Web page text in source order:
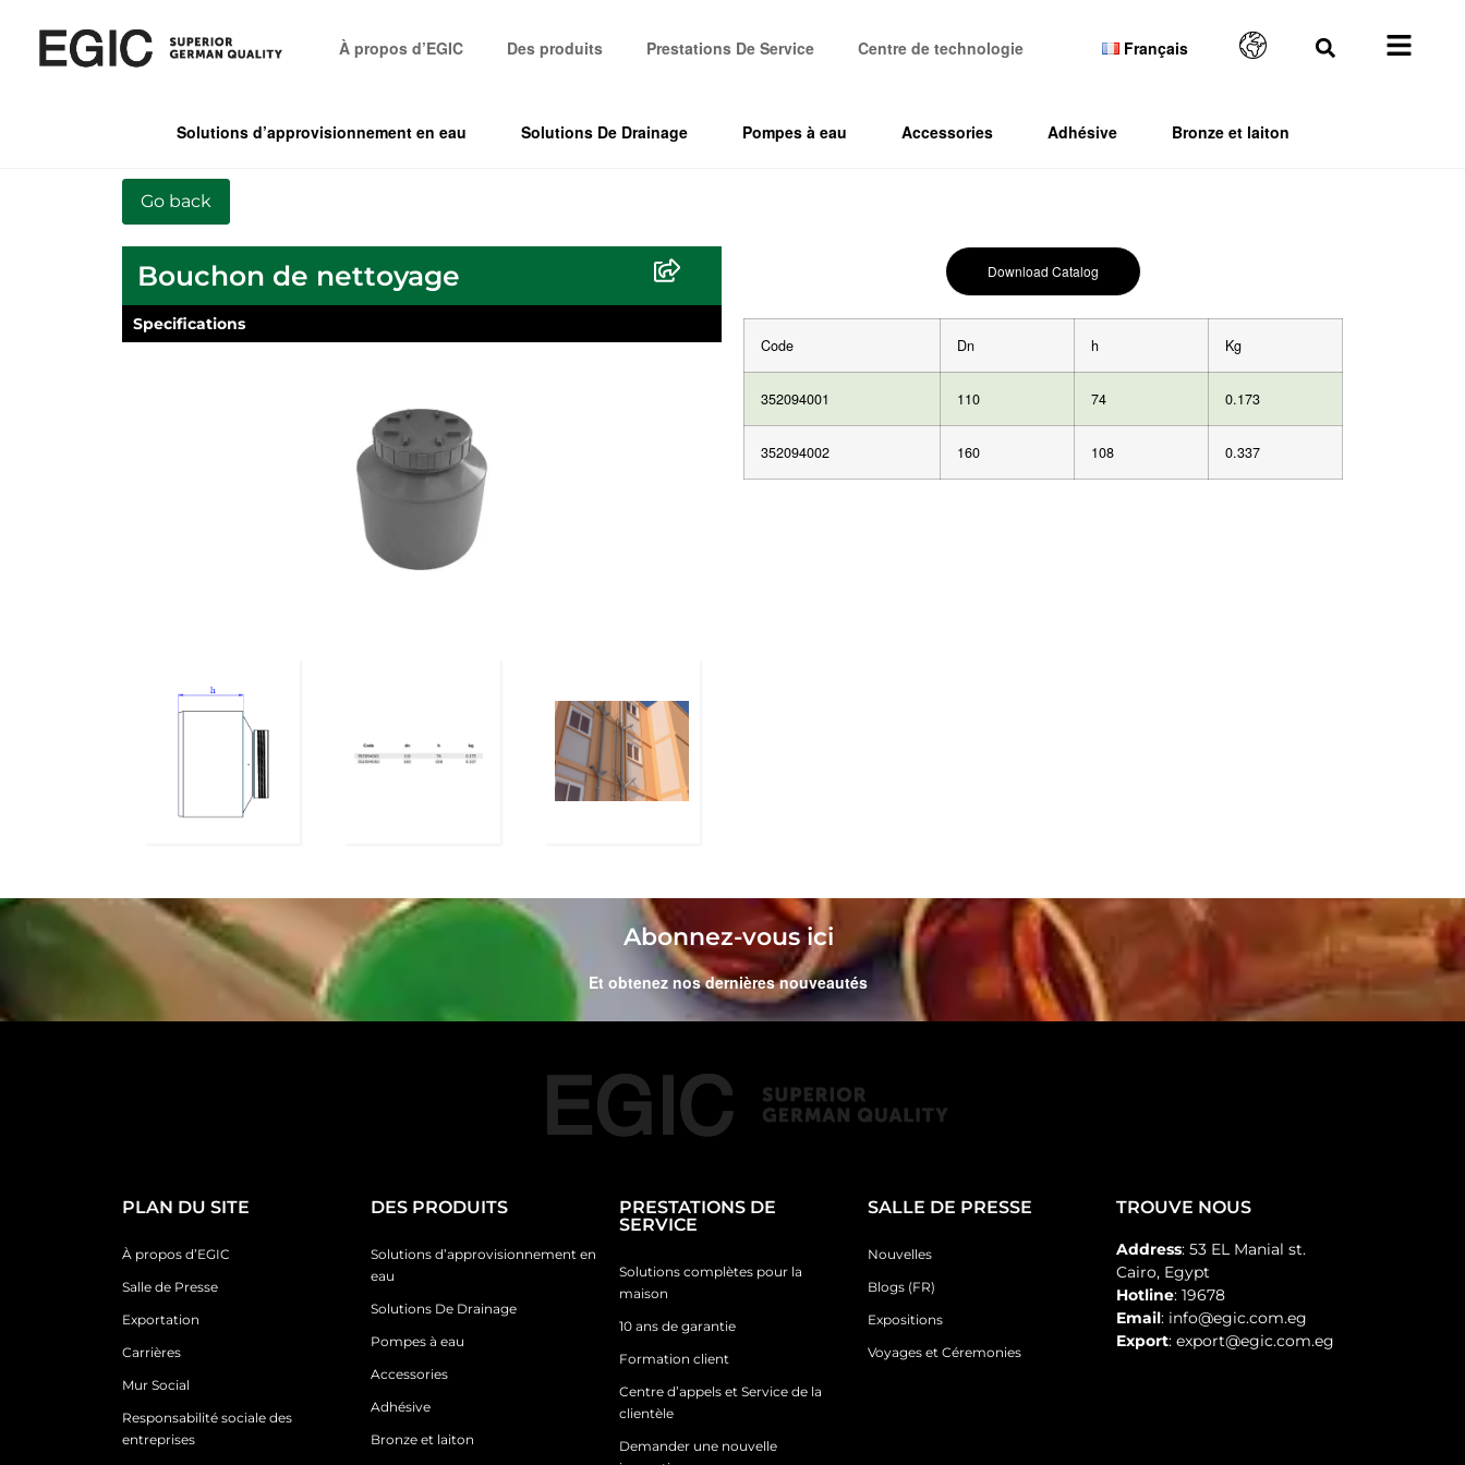
À propos d’EGIC Des produits Prestations De Service Centre de technologie Français
Solutions d’approvisionnement en eau Solutions De Drainage Pompes à eau Accessories Adhésive Bronze et laiton
Bouchon de nettoyage
Specifications
Download Catalog
Code Dn h Kg
352094001 110 74 0.173
352094002 160 108 0.337
Abonnez-vous ici
Et obtenez nos dernières nouveautés
PLAN DU SITE
À propos d’EGIC
Salle de Presse
Exportation
Carrières
Mur Social
Responsabilité sociale des
entreprises
DES PRODUITS
Solutions d’approvisionnement en
eau
Solutions De Drainage
Pompes à eau
Accessories
Adhésive
Bronze et laiton
PRESTATIONS DE
SERVICE
Solutions complètes pour la
maison
10 ans de garantie
Formation client
Centre d’appels et Service de la
clientèle
Demander une nouvelle
SALLE DE PRESSE
Nouvelles
Blogs (FR)
Expositions
Voyages et Céremonies
TROUVE NOUS
Address: 53 EL Manial st.
Cairo, Egypt
Hotline: 19678
Email: info@egic.com.eg
Export: export@egic.com.eg